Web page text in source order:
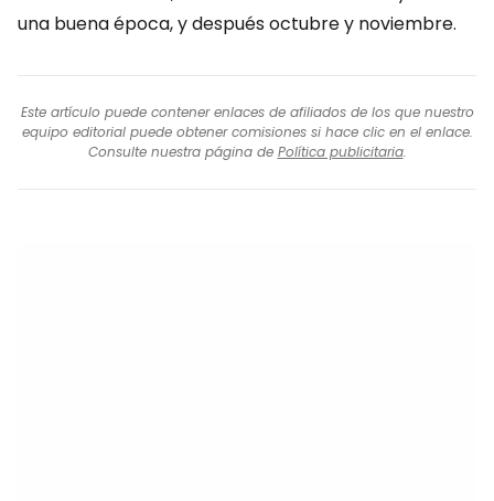
una buena época, y después octubre y noviembre.
Este artículo puede contener enlaces de afiliados de los que nuestro
equipo editorial puede obtener comisiones si hace clic en el enlace.
Consulte nuestra página de Política publicitaria.